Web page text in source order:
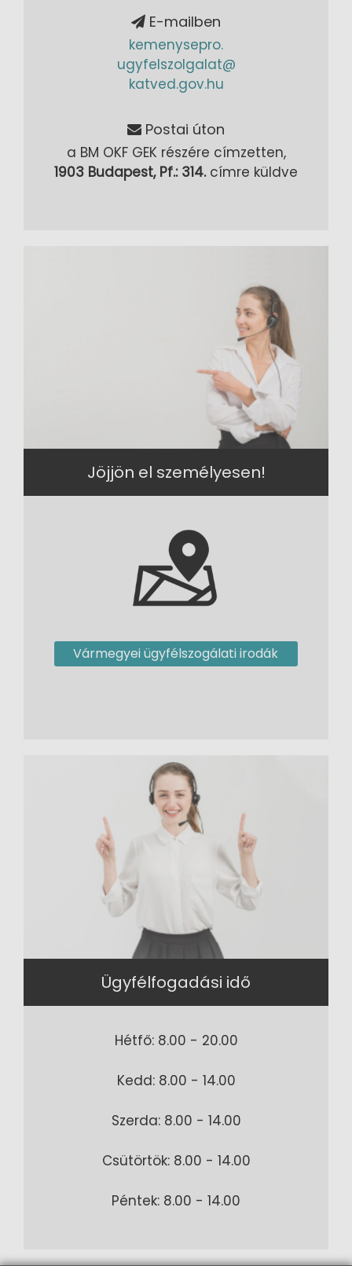
E-mailben
kemenysepro.
ugyfelszolgalat@
katved.gov.hu
Postai úton
a BM OKF GEK részére címzetten,
1903 Budapest, Pf.: 314.címre küldve
Jöjjön el személyesen!
Vármegyei ügyfélszogálati irodák
Ügyfélfogadási idő
Hétfő: 8.00 - 20.00
Kedd: 8.00 - 14.00
Szerda: 8.00 - 14.00
Csütörtök: 8.00 - 14.00
Péntek: 8.00 - 14.00